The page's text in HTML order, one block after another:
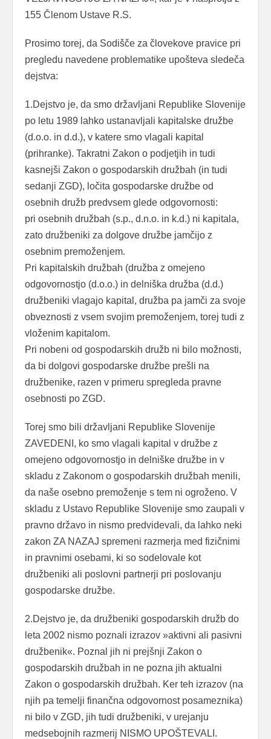
155 Členom Ustave R.S.
Prosimo torej, da Sodišče za človekove pravice pri
pregledu navedene problematike upošteva sledeča
dejstva:
1.Dejstvo je, da smo državljani Republike Slovenije
po letu 1989 lahko ustanavljali kapitalske družbe
(d.o.o. in d.d.), v katere smo vlagali kapital
(prihranke). Takratni Zakon o podjetjih in tudi
kasnejši Zakon o gospodarskih družbah (in tudi
sedanji ZGD), ločita gospodarske družbe od
osebnih družb predvsem glede odgovornosti:
pri osebnih družbah (s.p., d.n.o. in k.d.) ni kapitala,
zato družbeniki za dolgove družbe jamčijo z
osebnim premoženjem.
Pri kapitalskih družbah (družba z omejeno
odgovornostjo (d.o.o.) in delniška družba (d.d.)
družbeniki vlagajo kapital, družba pa jamči za svoje
obveznosti z vsem svojim premoženjem, torej tudi z
vloženim kapitalom.
Pri nobeni od gospodarskih družb ni bilo možnosti,
da bi dolgovi gospodarske družbe prešli na
družbenike, razen v primeru spregleda pravne
osebnosti po ZGD.
Torej smo bili državljani Republike Slovenije
ZAVEDENI, ko smo vlagali kapital v družbe z
omejeno odgovornostjo in delniške družbe in v
skladu z Zakonom o gospodarskih družbah menili,
da naše osebno premoženje s tem ni ogroženo. V
skladu z Ustavo Republike Slovenije smo zaupali v
pravno državo in nismo predvidevali, da lahko neki
zakon ZA NAZAJ spremeni razmerja med fizičnimi
in pravnimi osebami, ki so sodelovale kot
družbeniki ali poslovni partnerji pri poslovanju
gospodarske družbe.
2.Dejstvo je, da družbeniki gospodarskih družb do
leta 2002 nismo poznali izrazov »aktivni ali pasivni
družbenik«. Poznal jih ni prejšnji Zakon o
gospodarskih družbah in ne pozna jih aktualni
Zakon o gospodarskih družbah. Ker teh izrazov (na
njih pa temelji finančna odgovornost posameznika)
ni bilo v ZGD, jih tudi družbeniki, v urejanju
medsebojnih razmerij NISMO UPOŠTEVALI.